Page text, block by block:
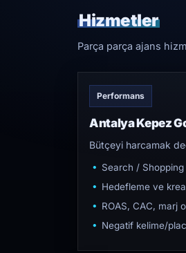
Hizmetler
Parça parça ajans
Performans
Antalya Kepez
Bütçeyi harcamak
Search /
Hedefleme ve
ROAS, CAC, marj
Negatif kelime/